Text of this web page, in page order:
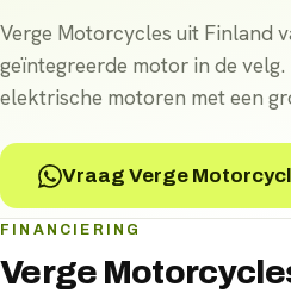
Verge Motorcycles uit Finland
geïntegreerde motor in de
elektrische motoren met een
Vraag Verge
FINANCIERING
Verge